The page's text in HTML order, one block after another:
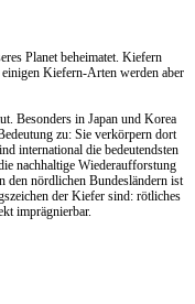
Planet beheimatet. Kiefern
Kiefern-Arten werden aber
Besonders in Japan und Korea
zu: Sie verkörpern dort
international die bedeutendsten
nachhaltige Wiederaufforstung
den nördlichen Bundesländern ist
der Kiefer sind: rötliches
imprägnierbar.